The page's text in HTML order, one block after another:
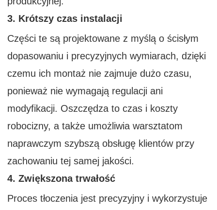
3. Krótszy czas instalacji
Części te są projektowane z myślą o ścisłym
dopasowaniu i precyzyjnych wymiarach, dzięki
czemu ich montaż nie zajmuje dużo czasu,
ponieważ nie wymagają regulacji ani
modyfikacji. Oszczędza to czas i koszty
robocizny, a także umożliwia warsztatom
naprawczym szybszą obsługę klientów przy
zachowaniu tej samej jakości.
4. Zwiększona trwałość
Proces tłoczenia jest precyzyjny i wykorzystuje